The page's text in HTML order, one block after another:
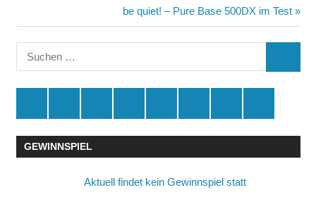
Nächster
Beitrag:
be quiet! – Pure Base 500DX im Test
Suchen
nach:
GEWINNSPIEL
Aktuell findet kein Gewinnspiel statt